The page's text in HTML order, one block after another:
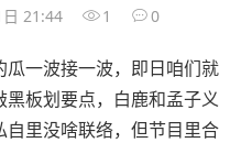
21:44 1 0
一波接一波，即日咱们就
板划要点，白鹿和孟子义
里没啥联络，但节目里合